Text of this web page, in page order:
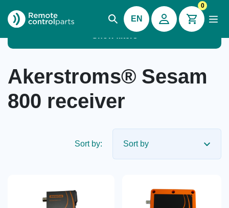
EN
0
Akerstroms® Sesam
800 receiver
Sort by: